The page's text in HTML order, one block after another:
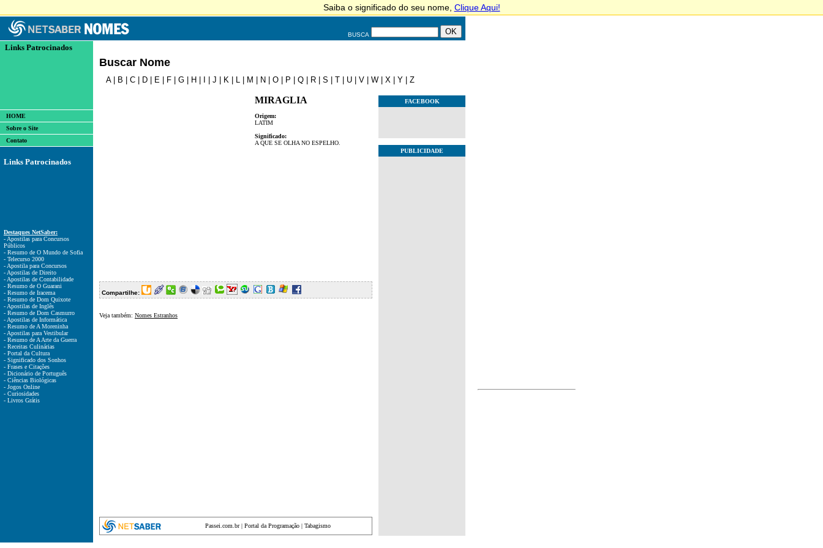
BUSCA
Links Patrocinados
HOME
Sobre o Site
Contato
Links Patrocinados
Destaques NetSaber:
- Apostilas para Concursos
Públicos
- Resumo de O Mundo de Sofia
- Telecurso 2000
- Apostila para Concursos
- Apostilas de Direito
- Apostilas de Contabilidade
- Resumo de O Guarani
- Resumo de Iracema
- Resumo de Dom Quixote
- Apostilas de Inglês
- Resumo de Dom Casmurro
- Apostilas de Informática
- Resumo de A Moreninha
- Apostilas para Vestibular
- Resumo de A Arte da Guerra
- Receitas Culinárias
- Portal da Cultura
- Significado dos Sonhos
- Frases e Citações
- Dicionário de Português
- Ciências Biológicas
- Jogos Online
- Curiosidades
- Livros Grátis
Buscar Nome
A| B C D E F G H J K L M N O P Q R S T U V W X Y Z
MIRAGLIA
Origem:
LATIM
Significado:
A QUE SE OLHA NO ESPELHO.
Compartilhe:
Veja também: Nomes Estranhos
Passei.com.br| Portal da Programação| Tabagismo
FACEBOOK
PUBLICIDADE